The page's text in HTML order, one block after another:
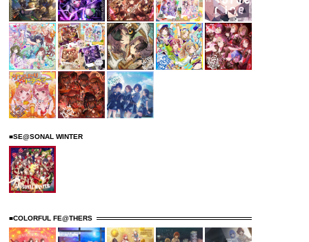
■SE@SONAL WINTER
■COLORFUL FE@THERS